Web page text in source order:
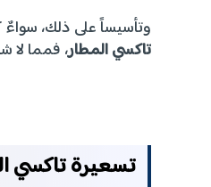
وتأسيساً على ذلك،
تاكسي المطار، فمما لا
تسعيرة تاكسي